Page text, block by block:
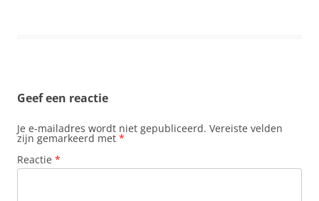
Geef een reactie
Je e-mailadres wordt niet gepubliceerd. Vereiste velden
zijn gemarkeerd met *
Reactie *